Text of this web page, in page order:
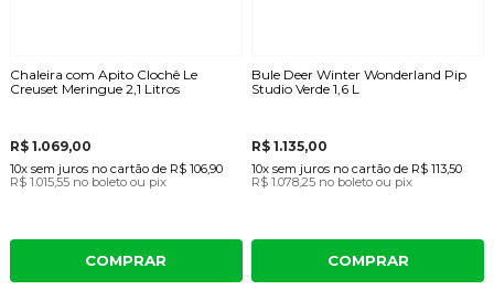
Chaleira com Apito Clochê Le
Creuset Meringue 2,1 Litros
R$ 1.069,00
10x sem juros no cartãode R$ 106,90
R$ 1.015,55 no boleto ou pix
COMPRAR
Bule Deer Winter Wonderland Pip
Studio Verde 1,6 L
R$ 1.135,00
10x sem juros no cartão de R$ 113,50
R$ 1.078,25 no boleto ou pix
COMPRAR